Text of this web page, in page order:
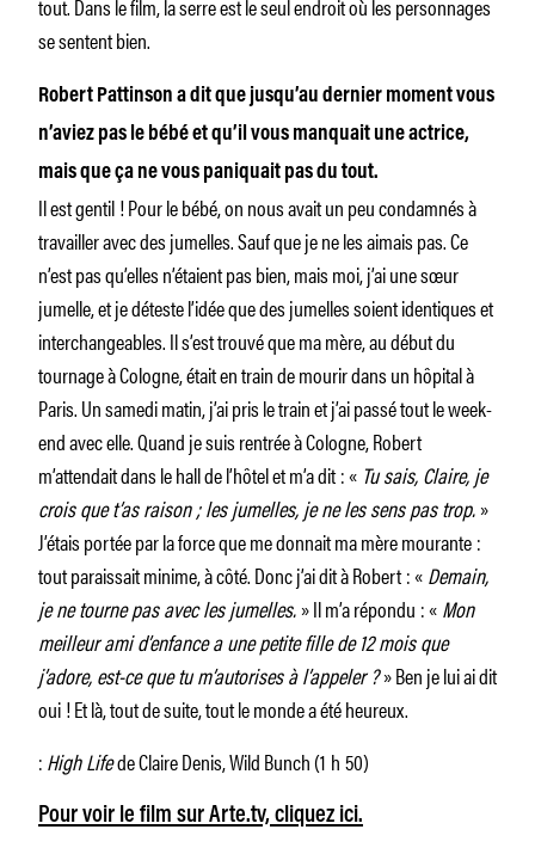
se sentent bien.
Robert Pattinson a dit que jusqu’au dernier moment vous
n’aviez pas le bébé et qu’il vous manquait une actrice,
mais que ça ne vous paniquait pas du tout.
Il est gentil ! Pour le bébé, on nous avait un peu condamnés à
travailler avec des jumelles. Sauf que je ne les aimais pas. Ce
n’est pas qu’elles n’étaient pas bien, mais moi, j’ai une sœur
jumelle, et je déteste l’idée que des jumelles soient identiques et
interchangeables. Il s’est trouvé que ma mère, au début du
tournage à Cologne, était en train de mourir dans un hôpital à
Paris. Un samedi matin, j’ai pris le train et j’ai passé tout le week-
end avec elle. Quand je suis rentrée à Cologne, Robert
m’attendait dans le hall de l’hôtel et m’a dit : « Tu sais, Claire, je
crois que t’as raison ; les jumelles, je ne les sens pas trop.»
J’étais portée par la force que me donnait ma mère mourante :
tout paraissait minime, à côté. Donc j’ai dit à Robert : «Demain,
je ne tourne pas avec les jumelles.» Il m’a répondu : «Mon
meilleur ami d’enfance a une petite fille de 12 mois que
j’adore, est-ce que tu m’autorises à l’appeler ?» Ben je lui ai dit
oui ! Et là, tout de suite, tout le monde a été heureux.
:High Lifede Claire Denis, Wild Bunch (1 h 50)
Pour voir le film sur Arte.tv, cliquez ici.